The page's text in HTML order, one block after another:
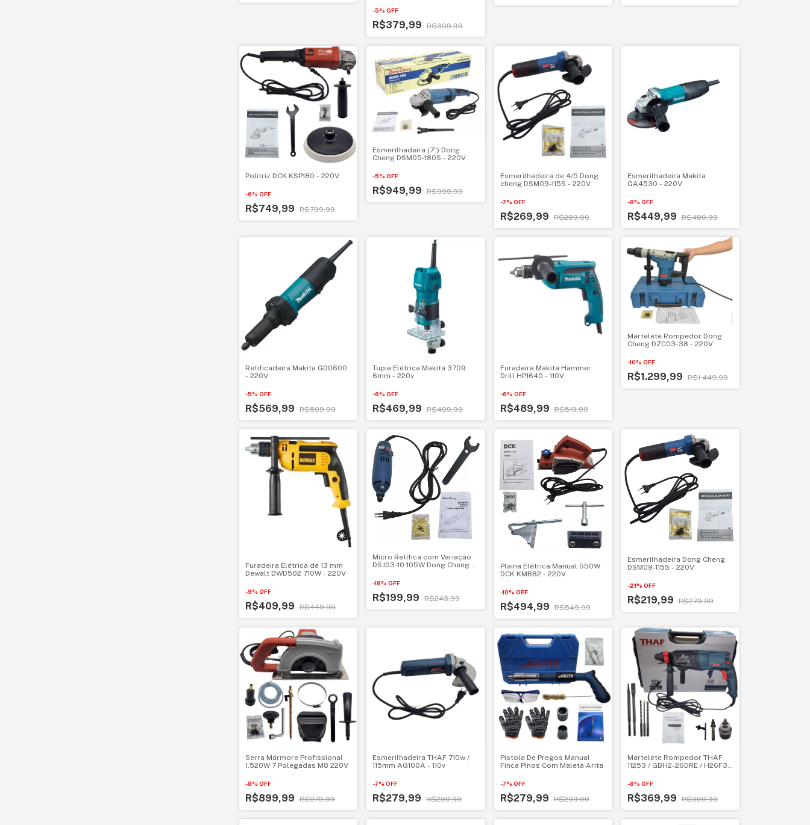
-5%OFF
R$379,99 R$399,99
Politriz DCK KSP180 - 220V
-6% OFF
R$749,99 R$799,99
Esmerilhadeira (7") Dong
Cheng DSM05-180S - 220V
-5%OFF
R$949,99 R$999,99
Esmerilhadeira de 4/5 Dong
cheng DSM09-115S - 220V
-7% OFF
R$269,99 R$289,99
Esmerilhadeira Makita
GA4530 - 220V
-8% OFF
R$449,99 R$489,99
Retificadeira Makita GD0600
- 220V
-5% OFF
R$569,99 R$599,99
Tupia Elétrica Makita 3709
6mm - 220v
-6%OFF
R$469,99 R$499,99
Furadeira Makita Hammer
Drill HP1640 - 110V
-6% OFF
R$489,99 R$519,99
Martelete Rompedor Dong
Cheng DZC03-38 - 220V
-10% OFF
R$1.299,99 R$1.449,99
Furadeira Elétrica de 13 mm
Dewalt DWD502 710W - 220V
-9% OFF
R$409,99 R$449,99
Micro Retífica com Variação
DSJ03-10 105W Dong Cheng -
-18%OFF
R$199,99 R$243,99
Plaina Elétrica Manual 550W
DCK KMB82 - 220V
-10% OFF
R$494,99 R$549,99
Esmerilhadeira Dong Cheng
DSM09-115S - 220V
-21% OFF
R$219,99 R$279,99
Serra Mármore Profissional
1.520W 7 Polegadas M8 220V
-8% OFF
R$899,99 R$979,99
Esmerilhadeira THAF 710w /
115mm AG100A - 110v
-7%OFF
R$279,99 R$299,99
Pistola De Pregos Manual
Finca Pinos Com Maleta Arita
-7% OFF
R$279,99 R$299,99
Martelete Rompedor THAF
11253 / GBH2-26DRE / H26F3
-8% OFF
R$369,99 R$399,99